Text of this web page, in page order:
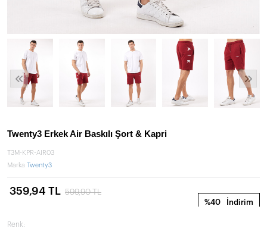
Twenty3 Erkek Air Baskılı Şort & Kapri
T3M-KPR-AIR03
Marka Twenty3
%40 İndirim
359,94 TL 599,90 TL
Renk: